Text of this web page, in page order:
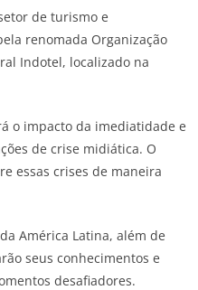
de turismo e
renomada Organização
Indotel, localizado na
o impacto da imediatidade e
de crise midiática. O
essas crises de maneira
América Latina, além de
seus conhecimentos e
desafiadores.